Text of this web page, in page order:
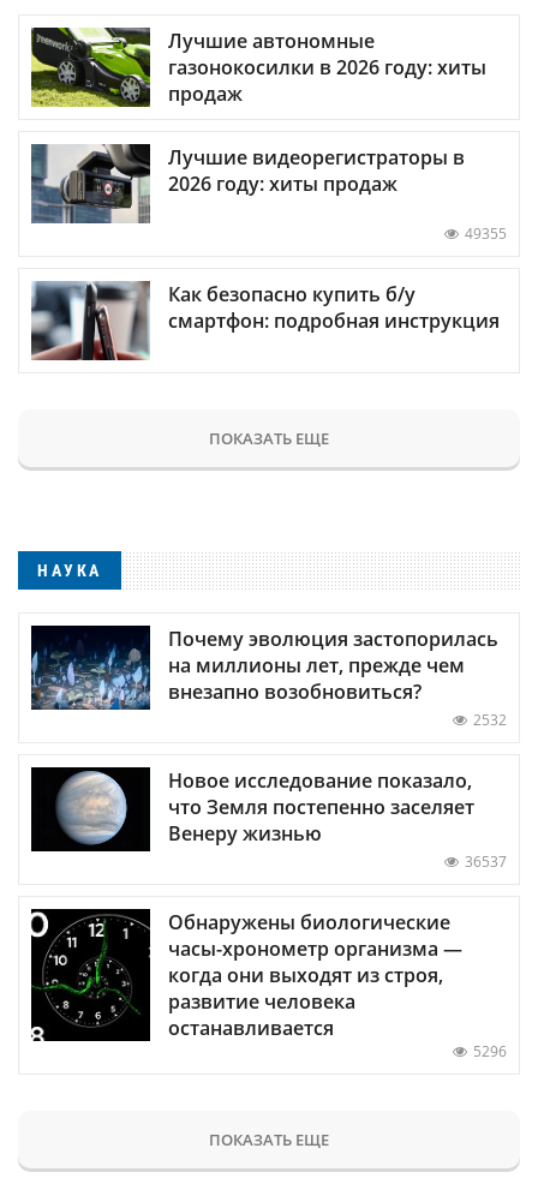
Лучшие автономные
газонокосилки в 2026 году: хиты
продаж
Лучшие видеорегистраторы в
2026 году: хиты продаж
49355
Как безопасно купить б/у
смартфон: подробная инструкция
ПОКАЗАТЬ ЕЩЕ
НАУКА
Почему эволюция застопорилась
на миллионы лет, прежде чем
внезапно возобновиться?
2532
Новое исследование показало,
что Земля постепенно заселяет
Венеру жизнью
36537
Обнаружены биологические
часы-хронометр организма —
когда они выходят из строя,
развитие человека
останавливается
5296
ПОКАЗАТЬ ЕЩЕ